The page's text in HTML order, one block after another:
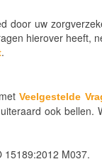
door uw
hierover heeft,
.
Veelgestelde
ook bellen.
15189:2012 M037.